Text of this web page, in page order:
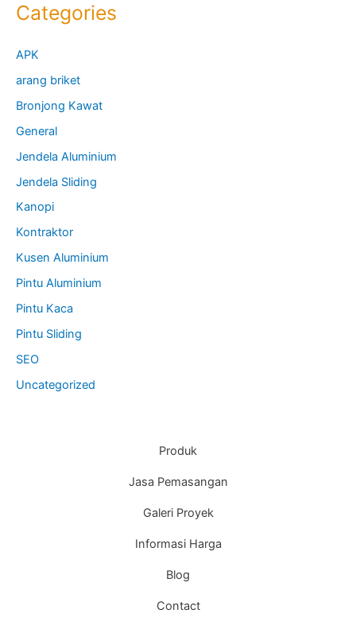
Categories
APK
arang briket
Bronjong Kawat
General
Jendela Aluminium
Jendela Sliding
Kanopi
Kontraktor
Kusen Aluminium
Pintu Aluminium
Pintu Kaca
Pintu Sliding
SEO
Uncategorized
Produk
Jasa Pemasangan
Galeri Proyek
Informasi Harga
Blog
Contact